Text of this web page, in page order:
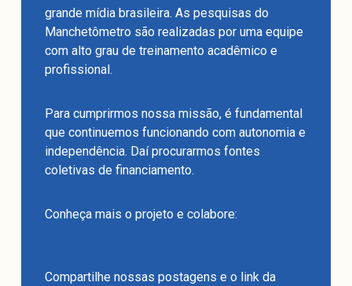
grande mídia brasileira. As pesquisas do
Manchetômetro são realizadas por uma equipe
com alto grau de treinamento acadêmico e
profissional.
Para cumprirmos nossa missão, é fundamental
que continuemos funcionando com autonomia e
independência. Daí procurarmos fontes
coletivas de financiamento.
Conheça mais o projeto e colabore:
Compartilhe nossas postagens e o link da